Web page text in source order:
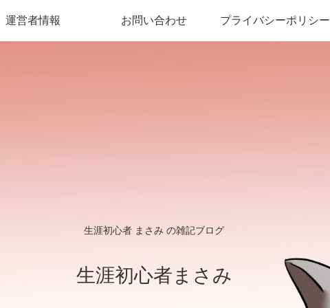
生涯初心者 まさみ の雑記ブログ
生涯初心者まさみ
運営者情報 お問い合わせ プライバシーポリシー